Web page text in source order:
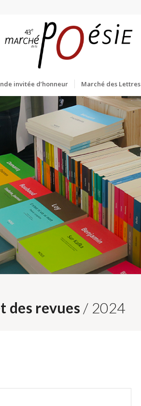
invitée d’honneur Marché des Lettres
des revues / 2024